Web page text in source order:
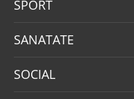
SPORT
SANATATE
SOCIAL